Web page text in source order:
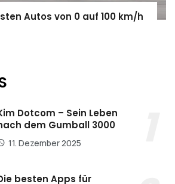
Autos von 0 auf 100 km/h
Dotcom – Sein Leben
dem Gumball 3000
11. Dezember 2025
besten Apps für